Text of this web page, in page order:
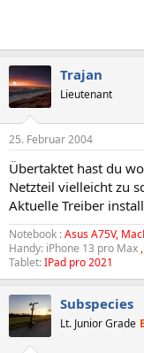
Trajan
Lieutenant
25. Februar 2004
Übertaktet hast du
Netzteil vielleicht zu
Aktuelle Treiber
Notebook :Asus A75V,
Handy: iPhone 13 pro Max
Tablet:IPad pro 2021
Subspecies
Lt. Junior Grade